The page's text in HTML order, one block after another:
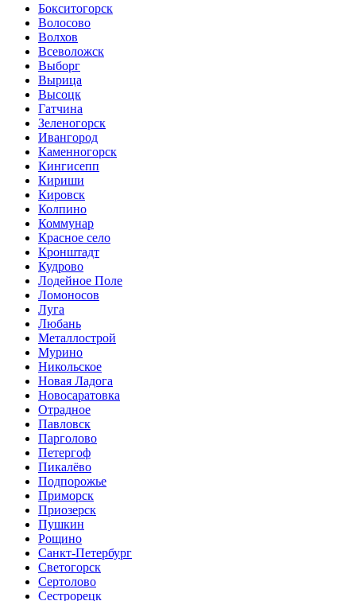
Бокситогорск
Волосово
Волхов
Всеволожск
Выборг
Вырица
Высоцк
Гатчина
Зеленогорск
Ивангород
Каменногорск
Кингисепп
Кириши
Кировск
Колпино
Коммунар
Красное село
Кронштадт
Кудрово
Лодейное Поле
Ломоносов
Луга
Любань
Металлострой
Мурино
Никольское
Новая Ладога
Новосаратовка
Отрадное
Павловск
Парголово
Петергоф
Пикалёво
Подпорожье
Приморск
Приозерск
Пушкин
Рощино
Санкт-Петербург
Светогорск
Сертолово
Сестрорецк